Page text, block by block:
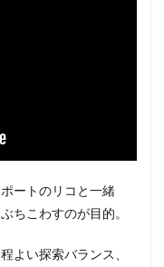
ートのリコと一緒
ちこわすのが目的。
よい探索バランス、